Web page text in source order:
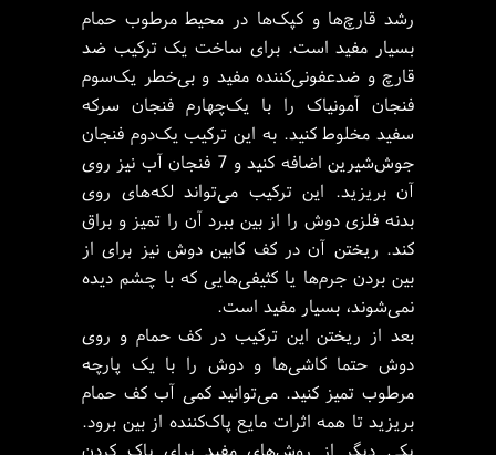
رشد قارچ‌ها و کپک‌ها در محیط مرطوب حمام
بسیار مفید است. برای ساخت یک ترکیب ضد
قارچ و ضدعفونی‌کننده مفید و بی‌خطر یک‌سوم
فنجان آمونیاک را با یک‌چهارم فنجان سرکه
سفید مخلوط کنید. به این ترکیب یک‌دوم فنجان
جوش‌شیرین اضافه کنید و 7 فنجان آب نیز روی
آن بریزید. این ترکیب می‌تواند لکه‌های روی
بدنه فلزی دوش را از بین ببرد آن را تمیز و براق
کند. ریختن آن در کف کابین دوش نیز برای از
بین بردن جرم‌ها یا کثیفی‌هایی که با چشم دیده
نمی‌شوند، بسیار مفید است.
بعد از ریختن این ترکیب در کف حمام و روی
دوش حتما کاشی‌ها و دوش را با یک پارچه
مرطوب تمیز کنید. می‌توانید کمی آب کف حمام
بریزید تا همه اثرات مایع پاک‌کننده از بین برود.
یکی دیگر از روش‌های مفید برای پاک کردن